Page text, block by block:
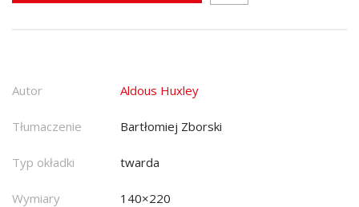
Autor Aldous Huxley
Tłumaczenie Bartłomiej Zborski
Typ okładki twarda
Wymiary 140×220